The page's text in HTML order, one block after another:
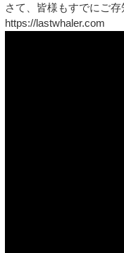
さて、皆様もすでにご
https://lastwhaler.com